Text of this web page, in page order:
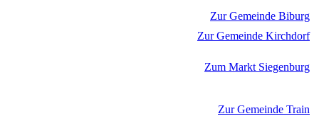
Zur Gemeinde Biburg
Zur Gemeinde Kirchdorf
Zum Markt Siegenburg
Zur Gemeinde Train